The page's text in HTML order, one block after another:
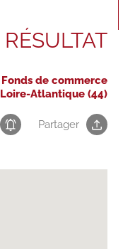
Fonds de commerce
Loire-Atlantique (44)
Partager